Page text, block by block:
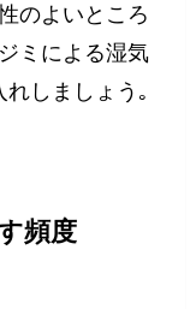
のよいところ
ミによる湿気
しましょう｡
頻度